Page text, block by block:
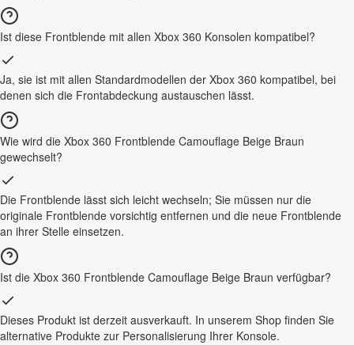
Ist diese Frontblende mit allen Xbox 360 Konsolen kompatibel?
Ja, sie ist mit allen Standardmodellen der Xbox 360 kompatibel, bei
denen sich die Frontabdeckung austauschen lässt.
Wie wird die Xbox 360 Frontblende Camouflage Beige Braun
gewechselt?
Die Frontblende lässt sich leicht wechseln; Sie müssen nur die
originale Frontblende vorsichtig entfernen und die neue Frontblende
an ihrer Stelle einsetzen.
Ist die Xbox 360 Frontblende Camouflage Beige Braun verfügbar?
Dieses Produkt ist derzeit ausverkauft. In unserem Shop finden Sie
alternative Produkte zur Personalisierung Ihrer Konsole.